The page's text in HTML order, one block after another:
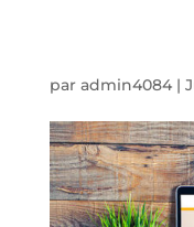
par admin4084|